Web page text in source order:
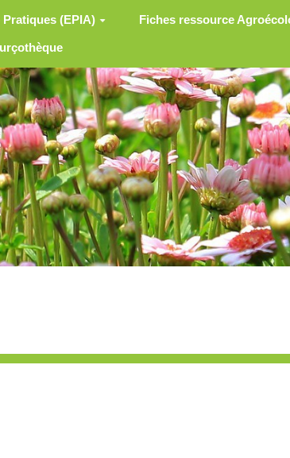
Pratiques (EPIA) Fiches ressource